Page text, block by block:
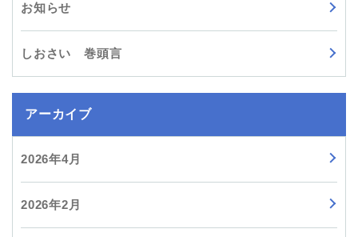
お知らせ
しおさい 巻頭言
アーカイブ
2026年4月
2026年2月